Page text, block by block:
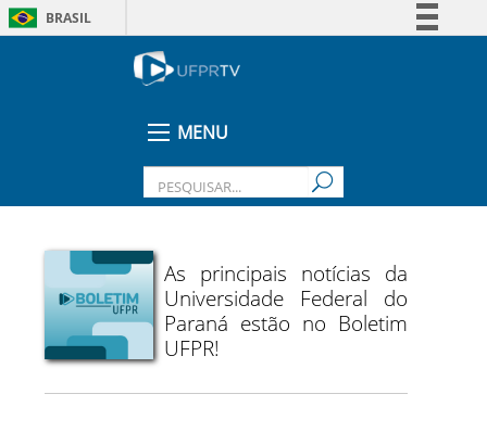
BRASIL
Legislação
MENU
As principais notícias da
Universidade Federal do
Paraná estão no Boletim
UFPR!